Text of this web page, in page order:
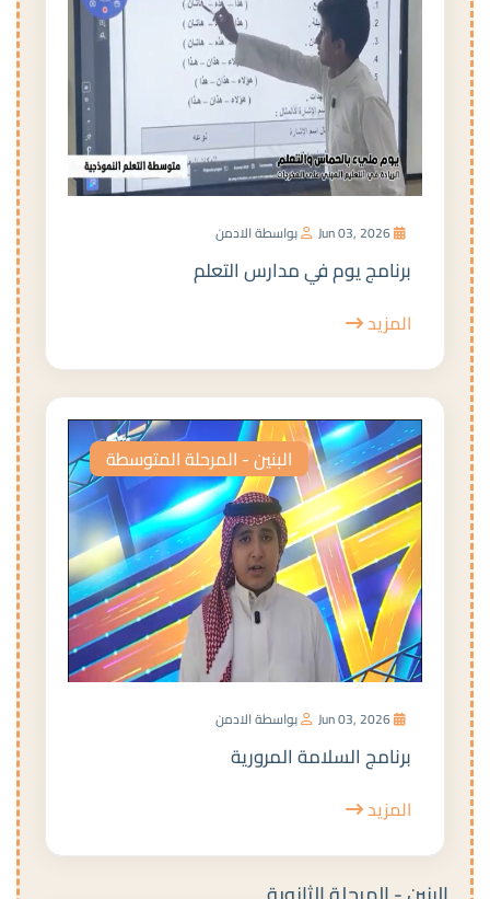
بواسطة الادمن
برنامج يوم في مدارس التعلم
المزيد
البنين - المرحلة المتوسطة
بواسطة الادمن
برنامج السلامة المرورية
المزيد